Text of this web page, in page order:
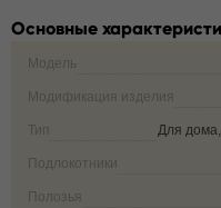
Основные
Модель
Модификация изделия
Тип Для
Подлокотники
Полозья